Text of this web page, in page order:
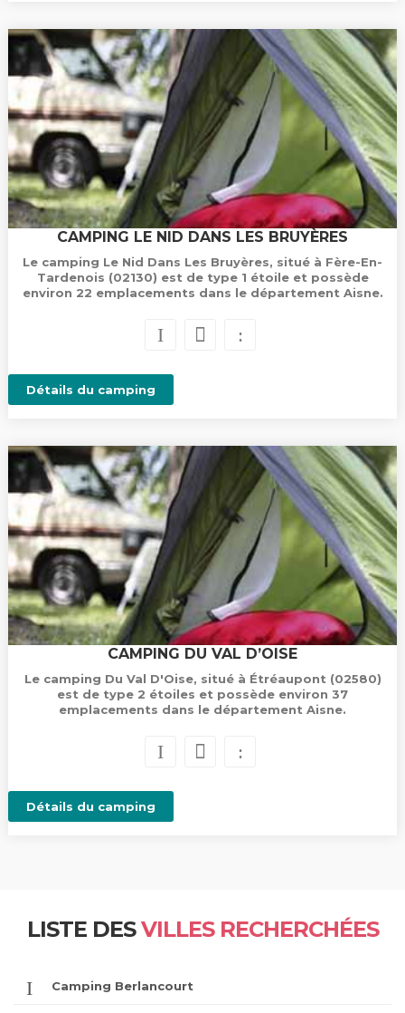
CAMPING LE NID DANS LES BRUYÈRES
Le camping Le Nid Dans Les Bruyères, situé à Fère-En-
Tardenois (02130) est de type 1 étoile et possède
environ 22 emplacements dans le département Aisne.
Détails du camping
CAMPING DU VAL D’OISE
Le camping Du Val D'Oise, situé à Étréaupont (02580)
est de type 2 étoiles et possède environ 37
emplacements dans le département Aisne.
Détails du camping
LISTE DESVILLES RECHERCHÉES
Camping Berlancourt